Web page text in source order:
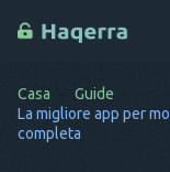
Casa
Guide
La migliore app per
completa